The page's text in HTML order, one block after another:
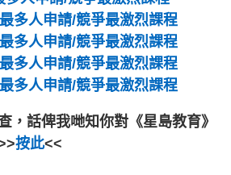
多人申請/競爭最激烈課程
多人申請/競爭最激烈課程
多人申請/競爭最激烈課程
多人申請/競爭最激烈課程
，話俾我哋知你對《星島教育》
按此<<